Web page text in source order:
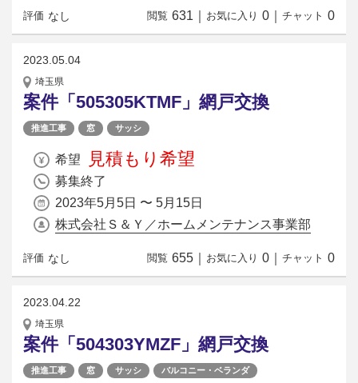
評価 なし 閲覧 631 お気に入り 0 チャット 0
2023.05.04
埼玉県
案件「505305KTMF」網戸交換
推進工事 窓 サッシ
希望 見積もり希望
募集終了
2023年5月5日 〜 5月15日
株式会社Ｓ＆Ｙ／ホームメンテナンス事業部
評価 なし 閲覧 655 お気に入り 0 チャット 0
2023.04.22
埼玉県
案件「504303YMZF」網戸交換
推進工事 窓 サッシ バルコニー・ベランダ